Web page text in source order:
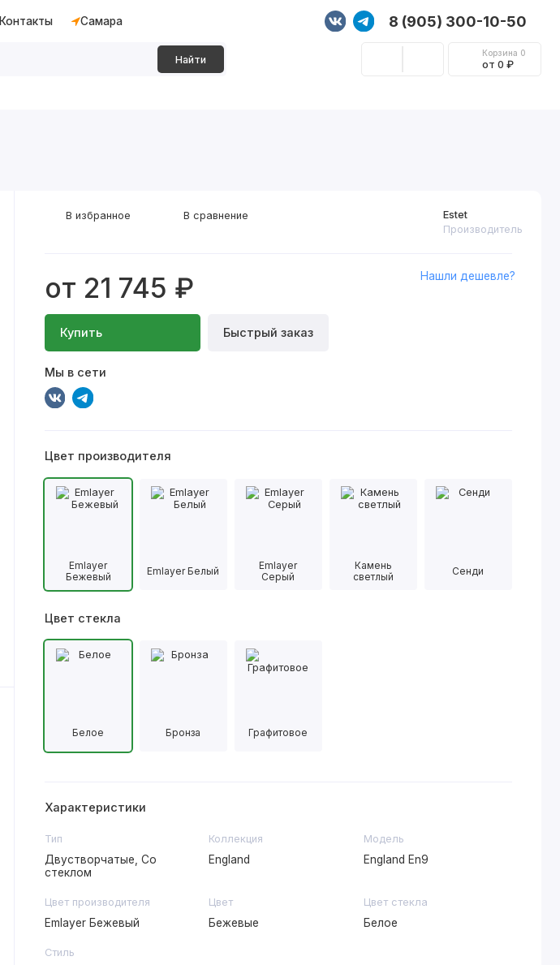
Контакты Самара 8 (905) 300-10-50
Найти
Корзина 0
от 0 ₽
Estet
Производитель
от 21 745 ₽
Купить Быстрый заказ
Нашли дешевле?
Мы в сети
В избранное В сравнение
Цвет производителя
Emlayer
Бежевый
Emlayer Белый
Emlayer
Серый
Камень
светлый
Сенди
Цвет стекла
Белое Бронза Графитовое
Характеристики
Тип
Двустворчатые, Со
стеклом
Коллекция
England
Модель
England En9
Цвет производителя
Emlayer Бежевый
Цвет
Бежевые
Цвет стекла
Белое
Стиль